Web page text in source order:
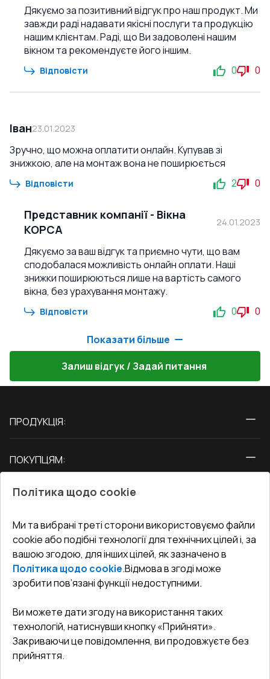
Дякуємо за позитивний відгук про наш продукт. Ми
завжди раді надавати якісні послуги та продукцію
нашим клієнтам. Раді, що Ви задоволені нашим
вікном та рекомендуєте його іншим.
Відповісти 0 0
Іван23.01.2023
Зручно, що можна оплатити онлайн. Купував зі
знижкою, але на монтаж вона не поширюється
Відповісти 2 0
Представник компанії - Вікна
КОРСА
24.01.2023
Дякуємо за ваш відгук та приємно чути, що вам
сподобалася можливість онлайн оплати. Наші
знижки поширюються лише на вартість самого
вікна, без урахування монтажу.
Відповісти 0 0
Показати більше
Залиш відгук / Задай питання
ПРОДУКЦІЯ:
Двері
ПОКУПЦЯМ:
Блог
Адреса гіпермаркета
Як правильно заміряти вікна
СЕРВІС ТА ОБЛУГОВУВАННЯ:
Доставка і Оплата
Гарантія та Сервіс
Повернення товару
Договір публічної оферти
КОНТАКТИ
Офіс:Україна, м. Вінниця, вул. Келецька 60 кв. 61
undefined(undefined)
Політика щодо cookie
Ми та вибрані треті сторони використовуємо файли
cookie або подібні технології для технічних цілей і, за
вашою згодою, для інших цілей, як зазначено в
Політика щодо cookie.Відмова в згоді може
зробити пов’язані функції недоступними.
Ви можете дати згоду на використання таких
технологій, натиснувши кнопку «Прийняти».
Закриваючи це повідомлення, ви продовжуєте без
прийняття.